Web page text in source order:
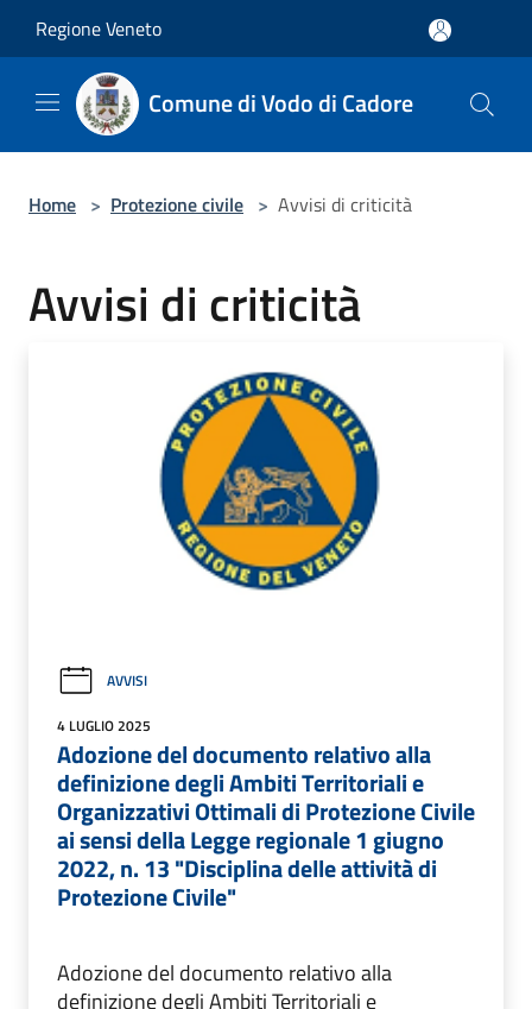
Regione Veneto
Comune di Vodo di Cadore
Home > Protezione civile > Avvisi di criticità
Avvisi di criticità
AVVISI
4 LUGLIO 2025
Adozione del documento relativo alla
definizione degli Ambiti Territoriali e
Organizzativi Ottimali di Protezione Civile
ai sensi della Legge regionale 1 giugno
2022, n. 13 "Disciplina delle attività di
Protezione Civile"
Adozione del documento relativo alla
definizione degli Ambiti Territoriali e